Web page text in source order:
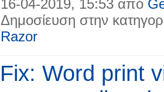
16-04-2019, 15:53 από
Δημοσίευση στην
Razor
Fix: Word print